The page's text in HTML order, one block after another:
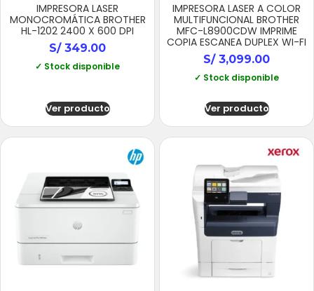
IMPRESORA LASER
MONOCROMÁTICA BROTHER
HL-1202 2400 X 600 DPI
S/349.00
✓ Stock disponible
Ver producto
IMPRESORA LASER A COLOR
MULTIFUNCIONAL BROTHER
MFC-L8900CDW IMPRIME
COPIA ESCANEA DUPLEX WI-FI
S/3,099.00
✓ Stock disponible
Ver producto